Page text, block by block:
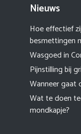
Nieuws
Hoe effectief
besmettingen
Wasgoed in
Pijnstilling bij
Wanneer gaat
Wat te doen
mondkapje?